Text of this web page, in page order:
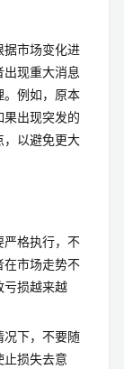
据市场变化进
现重大消息
。例如，原本
出现突发的
，以避免更大
严格执行，不
在市场走势不
亏损越来越
况下，不要随
止损失去意